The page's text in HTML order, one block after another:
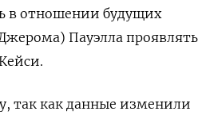
в отношении будущих
Пауэлла проявлять
так как данные изменили